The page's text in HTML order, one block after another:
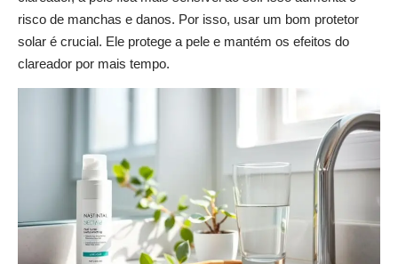
risco de manchas e danos. Por isso, usar um bom protetor
solar é crucial. Ele protege a pele e mantém os efeitos do
clareador por mais tempo.